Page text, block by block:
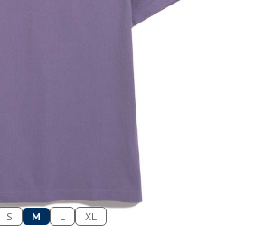
S M L XL